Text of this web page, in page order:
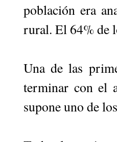
población era
rural. El 64% de
Una de las
terminar con el
supone uno de